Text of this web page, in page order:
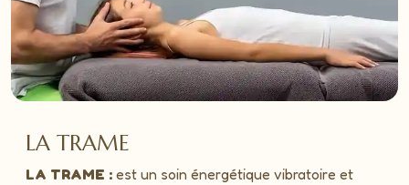
LA TRAME
LA TRAME : est un soin énergétique vibratoire et